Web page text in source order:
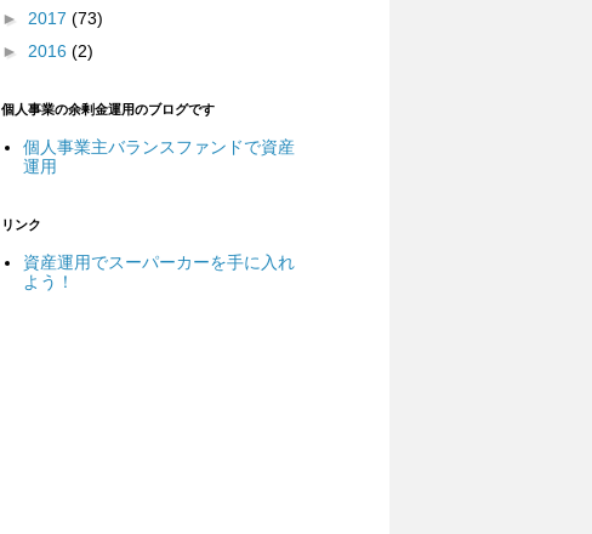
► 2017 (73)
► 2016 (2)
個人事業の余剰金運用のブログです
個人事業主バランスファンドで資産
運用
リンク
資産運用でスーパーカーを手に入れ
よう！